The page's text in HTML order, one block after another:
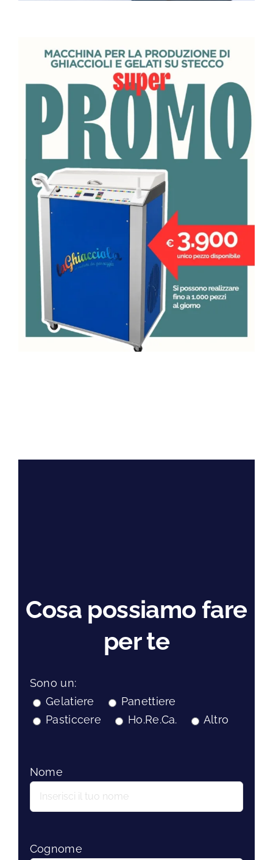
Cosa possiamo fare
per te
Sono un:
Gelatiere
Panettiere
Pasticcere
Ho.Re.Ca. Altro
Nome
Cognome